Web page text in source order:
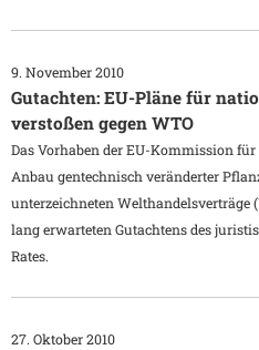
9. November 2010
Gutachten: EU-Pläne für
verstoßen gegen WTO
Das Vorhaben der EU-Kommission
Anbau gentechnisch veränderter
unterzeichneten Welthandelsverträge
lang erwarteten Gutachtens des
Rates.
27. Oktober 2010